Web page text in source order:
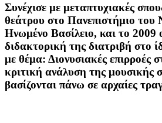
Συνέχισε με μεταπτυχιακές
θεάτρου στο Πανεπιστήμιο του
Ηνωμένο Βασίλειο, και το 2009
διδακτορική της διατριβή στο
με θέμα: Διονυσιακές επιρροές
κριτική ανάλυση της μουσικής
βασίζονται πάνω σε αρχαίες